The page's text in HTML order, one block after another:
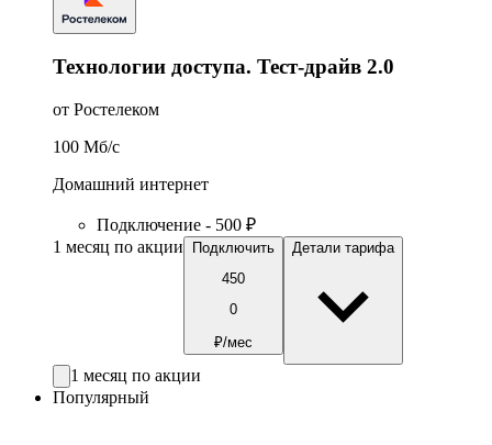
Технологии доступа. Тест-драйв 2.0
от Ростелеком
100 Мб/c
Домашний интернет
Подключение - 500 ₽
1 месяц по акции
Подключить
450
0
₽/мес
Детали тарифа
1 месяц по акции
Популярный